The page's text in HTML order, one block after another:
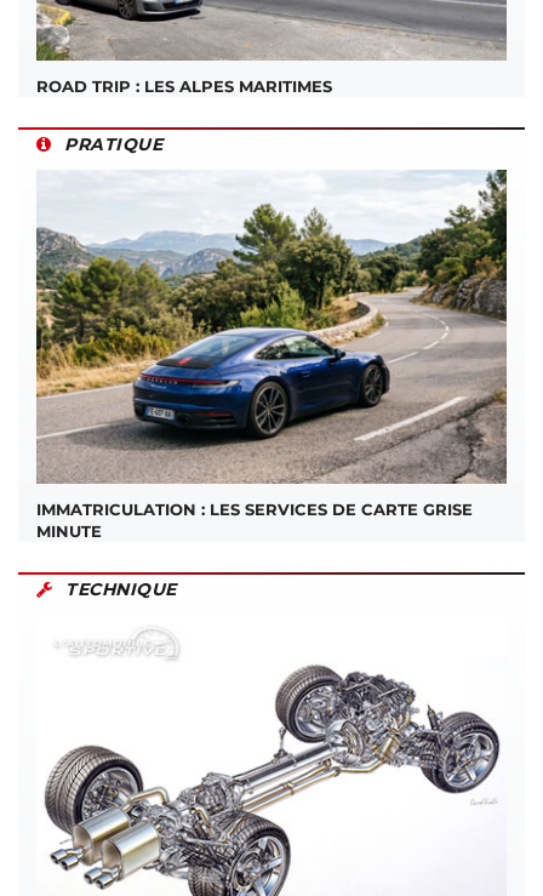
ROAD TRIP : LES ALPES MARITIMES
PRATIQUE
IMMATRICULATION : LES SERVICES DE CARTE GRISE
MINUTE
TECHNIQUE